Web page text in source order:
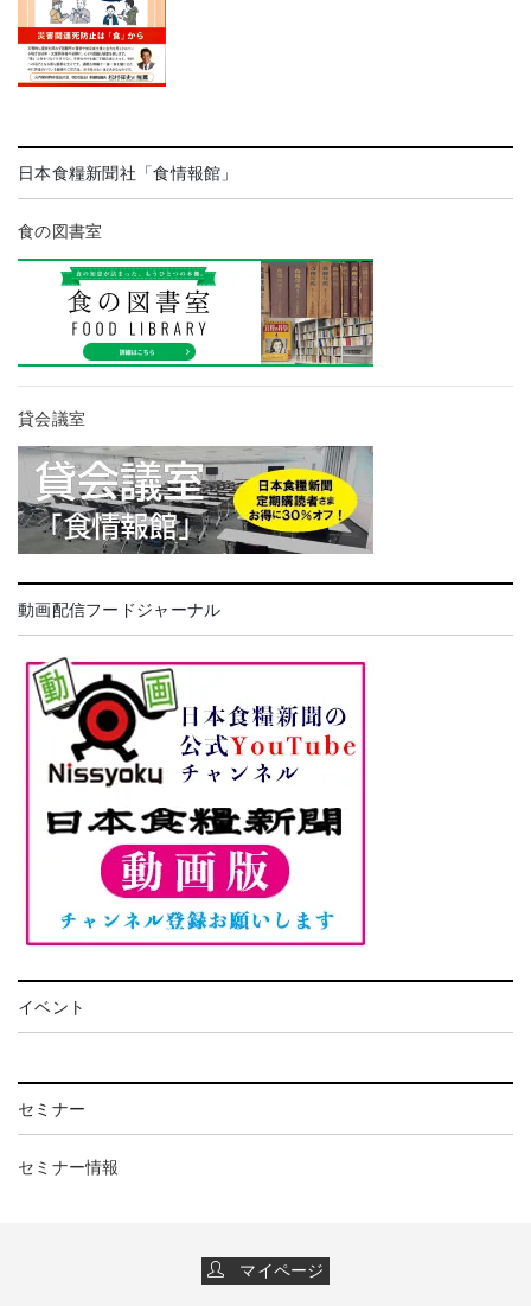
日本食糧新聞社「食情報館」
食の図書室
貸会議室
動画配信フードジャーナル
イベント
セミナー
セミナー情報
マイページ